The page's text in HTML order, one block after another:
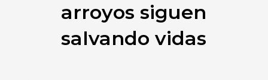
arroyos siguen
salvando vidas